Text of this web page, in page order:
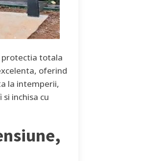
protectia totala
oferind
la intemperii,
inchisa cu